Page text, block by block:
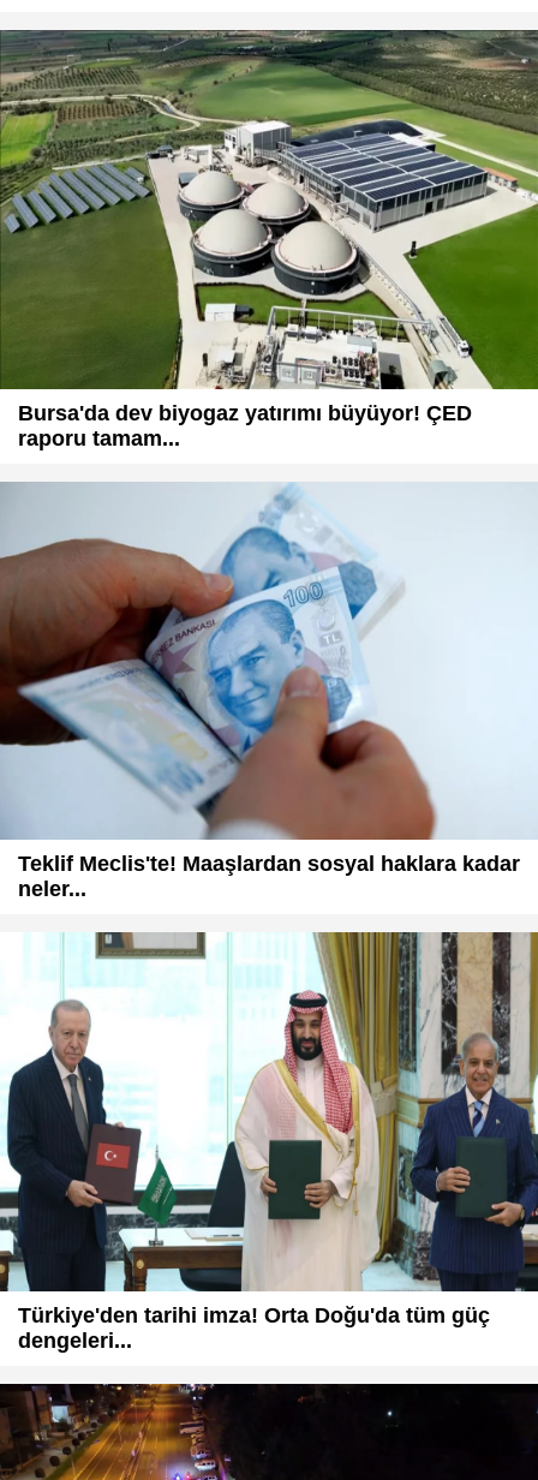
Bursa'da dev biyogaz yatırımı büyüyor! ÇED
raporu tamam...
Teklif Meclis'te! Maaşlardan sosyal haklara kadar
neler...
Türkiye'den tarihi imza! Orta Doğu'da tüm güç
dengeleri...